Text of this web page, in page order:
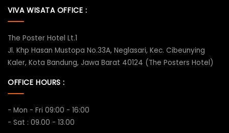
VIVA WISATA OFFICE :
The Poster Hotel Lt.1
Jl. Khp Hasan Mustopa No.33A, Neglasari, Kec. Cibeunying
Kaler, Kota Bandung, Jawa Barat 40124 (The Posters Hotel)
OFFICE HOURS :
- Mon - Fri 09:00 - 16:00
- Sat : 09.00 - 13.00